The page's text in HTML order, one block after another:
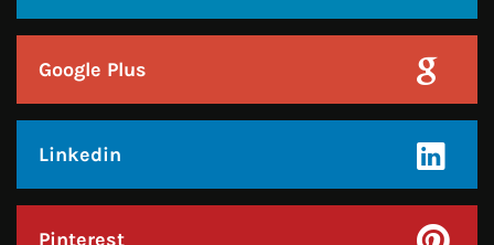
Linkedin
Pinterest
Instagram